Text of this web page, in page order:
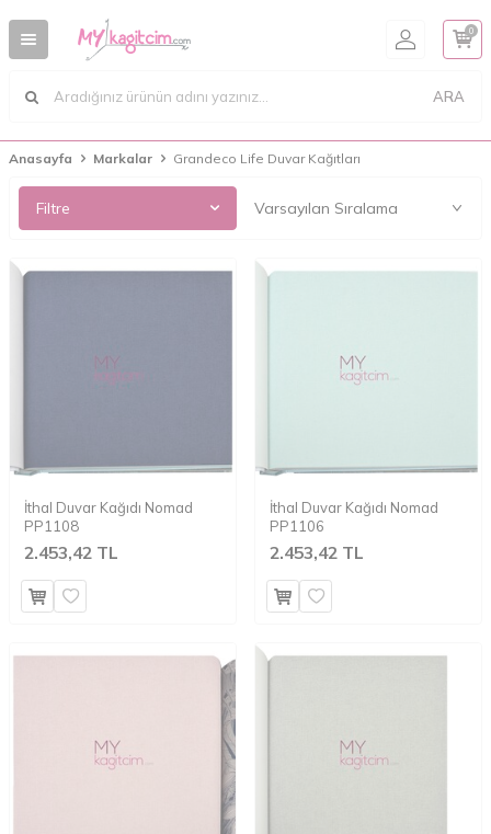
ARA
0
Anasayfa Markalar Grandeco Life Duvar Kağıtları
Filtre
İthal Duvar Kağıdı Nomad
PP1108
2.453,42 TL
İthal Duvar Kağıdı Nomad
PP1106
2.453,42 TL